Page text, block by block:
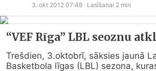
3. okt 2012 07:48 · Lasīšanai 2 min
“VEF Rīga” LBL seoznu
Trešdien, 3.oktobrī, sāksies jaunā
Basketbola līgas (LBL) sezona,